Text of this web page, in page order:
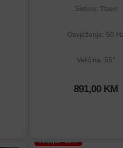
Sistem: Tizen
Osvježenje: 50
Veličina: 55"
891,00 KM
Akcija: -15%